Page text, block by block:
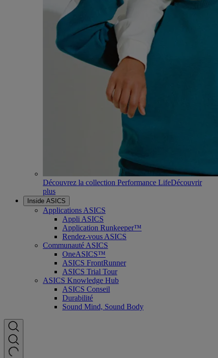
Découvrez la collection Performance LifeDécouvrir
plus
Inside ASICS
Applications ASICS
Appli ASICS
Application Runkeeper™
Rendez-vous ASICS
Communauté ASICS
OneASICS™
ASICS FrontRunner
ASICS Trial Tour
ASICS Knowledge Hub
ASICS Conseil
Durabilité
Sound Mind, Sound Body